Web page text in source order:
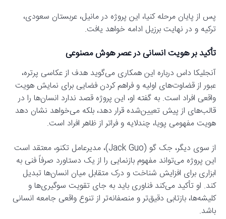
پس از پایان مرحله کنیا، این پروژه در مانیل، عربستان سعودی،
ترکیه و در نهایت برزیل ادامه خواهد یافت.
تأکید بر هویت انسانی در عصر هوش مصنوعی
آنجلیکا داس درباره این همکاری می‌گوید هدف از عکاسی پرتره،
عبور از قضاوت‌های اولیه و فراهم کردن فضایی برای نمایش هویت
واقعی افراد است. به گفته او، این پروژه قصد ندارد انسان‌ها را در
قالب‌های از پیش تعیین‌شده قرار دهد، بلکه می‌خواهد نشان دهد
هویت مفهومی پویا، چندلایه و فراتر از ظاهر افراد است.
از سوی دیگر، جک گو (Jack Guo)، مدیرعامل تکنو، معتقد است
این پروژه می‌تواند مفهوم بازنمایی را از یک دستاورد صرفاً فنی به
ابزاری برای افزایش شناخت و درک متقابل میان انسان‌ها تبدیل
کند. او تأکید می‌کند فناوری باید به جای تقویت سوگیری‌ها و
کلیشه‌ها، بازتابی دقیق‌تر و منصفانه‌تر از تنوع واقعی جامعه انسانی
باشد.